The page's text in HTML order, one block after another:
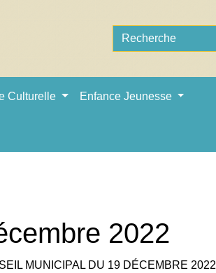
Culturelle Enfance Jeunesse
2022
MUNICIPAL DU 19 DÉCEMBRE 2022